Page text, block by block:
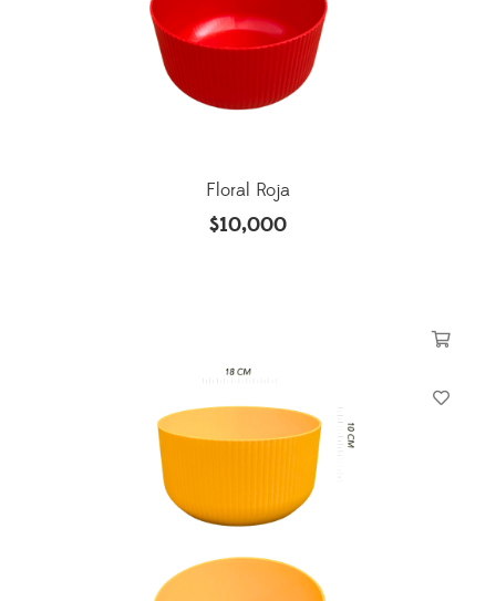
Floral Roja
$10,000